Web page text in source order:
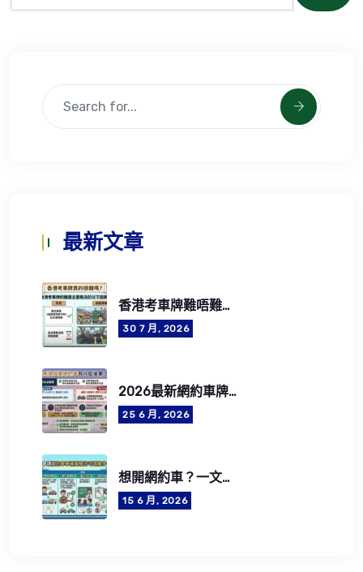
最新文章
香港考車牌難唔難？2026考牌流程、費用、筆試及路試攻略
30 7 月, 2026
2026最新網約車牌照申請懶人包：5步成為合法網約車司機
25 6 月, 2026
想開網約車？一文了解網約車司機資格要求、牌照費用及CEF學車資助
15 6 月, 2026